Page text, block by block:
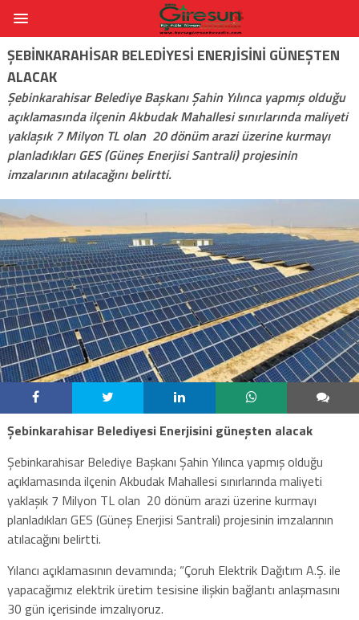
ŞEBINKARAHISAR BELEDIYESI ENERJISINI GÜNEŞTEN
ALACAK
Şebinkarahisar Belediye Başkanı Şahin Yılınca yapmış olduğu
açıklamasında ilçenin Akbudak Mahallesi sınırlarında maliyeti
yaklaşık 7 Milyon TL olan 20 dönüm arazi üzerine kurmayı
planladıkları GES (Güneş Enerjisi Santrali) projesinin
imzalarının atılacağını belirtti.
Şebinkarahisar Belediyesi Enerjisini güneşten alacak
Şebinkarahisar Belediye Başkanı Şahin Yılınca yapmış olduğu
açıklamasında ilçenin Akbudak Mahallesi sınırlarında maliyeti
yaklaşık 7 Milyon TL olan 20 dönüm arazi üzerine kurmayı
planladıkları GES (Güneş Enerjisi Santrali) projesinin imzalarının
atılacağını belirtti.
Yılancı açıklamasının devamında; “Çoruh Elektrik Dağıtım A.Ş. ile
yapacağımız elektrik üretim tesisine ilişkin bağlantı anlaşmasını
30 gün içerisinde imzalıyoruz.